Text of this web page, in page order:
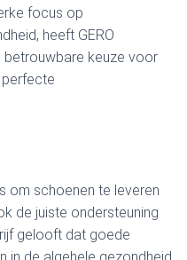
focus op
heeft GERO
keuze voor
om schoenen te leveren
de juiste ondersteuning
gelooft dat goede